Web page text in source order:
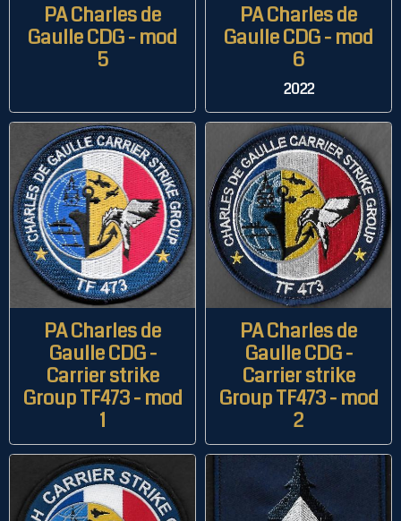
PA Charles de
Gaulle CDG - mod
5
PA Charles de
Gaulle CDG - mod
6
2022
PA Charles de
Gaulle CDG -
Carrier strike
Group TF473 - mod
1
PA Charles de
Gaulle CDG -
Carrier strike
Group TF473 - mod
2